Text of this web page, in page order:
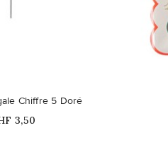
plus disponible en
Chiffre 5 Doré
3,50